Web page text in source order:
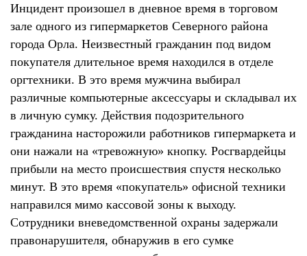
Инцидент произошел в дневное время в торговом
зале одного из гипермаркетов Северного района
города Орла. Неизвестный гражданин под видом
покупателя длительное время находился в отделе
оргтехники. В это время мужчина выбирал
различные компьютерные аксессуары и складывал их
в личную сумку. Действия подозрительного
гражданина насторожили работников гипермаркета и
они нажали на «тревожную» кнопку. Росгвардейцы
прибыли на место происшествия спустя несколько
минут. В это время «покупатель» офисной техники
направился мимо кассовой зоны к выходу.
Сотрудники вневедомственной охраны задержали
правонарушителя, обнаружив в его сумке